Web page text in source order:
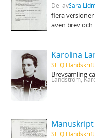
Del avSara
flera versioner
även brev och
Karolina
SE Q
Brevsamling
Landström,
SE Q